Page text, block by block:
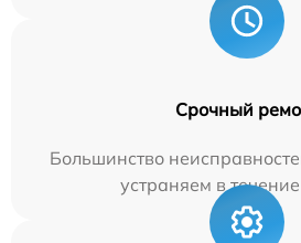
Срочный
Большинство
устраняем в